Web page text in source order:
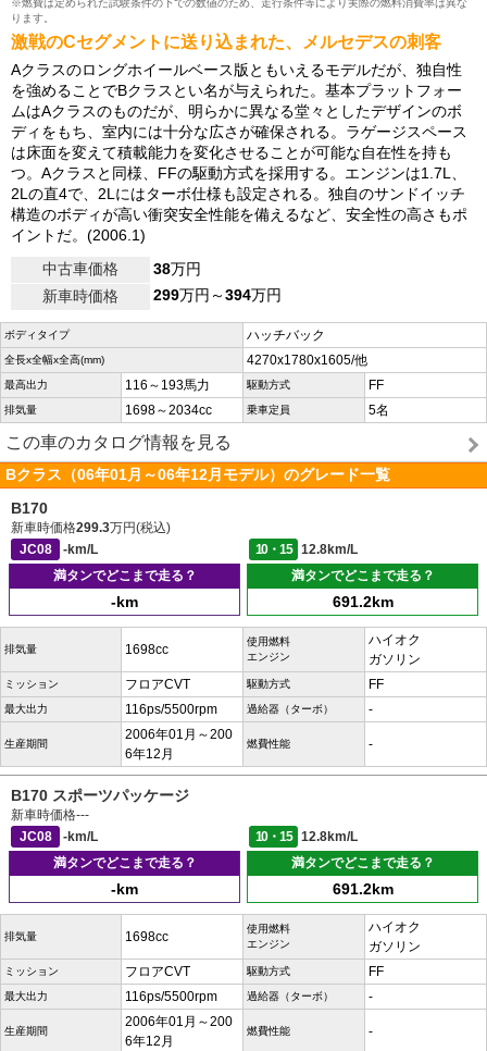
※燃費は定められた試験条件の下での数値のため、走行条件等により実際の燃料消費率は異な
ります。
激戦のCセグメントに送り込まれた、メルセデスの刺客
Aクラスのロングホイールベース版ともいえるモデルだが、独自性
を強めることでBクラスとい名が与えられた。基本プラットフォー
ムはAクラスのものだが、明らかに異なる堂々としたデザインのボ
ディをもち、室内には十分な広さが確保される。ラゲージスペース
は床面を変えて積載能力を変化させることが可能な自在性を持も
つ。Aクラスと同様、FFの駆動方式を採用する。エンジンは1.7L、
2Lの直4で、2Lにはターボ仕様も設定される。独自のサンドイッチ
構造のボディが高い衝突安全性能を備えるなど、安全性の高さもポ
イントだ。(2006.1)
中古車価格
38万円
新車時価格
299万円～394万円
ボディタイプ ハッチバック
全長x全幅x全高(mm) 4270x1780x1605/他
最高出力 116～193馬力 駆動方式 FF
排気量 1698～2034cc 乗車定員 5名
この車のカタログ情報を見る
Bクラス（06年01月～06年12月モデル）のグレード一覧
B170
新車時価格299.3万円(税込)
JC08
-km/L 10・15
12.8km/L
満タンでどこまで走る？
-km
満タンでどこまで走る？
691.2km
排気量 1698cc
使用燃料
エンジン
ハイオク
ガソリン
ミッション フロアCVT 駆動方式 FF
最大出力 116ps/5500rpm 過給器（ターボ） -
生産期間
2006年01月～200
6年12月
燃費性能 -
B170 スポーツパッケージ
新車時価格---
JC08
-km/L 10・15
12.8km/L
満タンでどこまで走る？
-km
満タンでどこまで走る？
691.2km
排気量 1698cc
使用燃料
エンジン
ハイオク
ガソリン
ミッション フロアCVT 駆動方式 FF
最大出力 116ps/5500rpm 過給器（ターボ） -
生産期間
2006年01月～200
6年12月
燃費性能 -